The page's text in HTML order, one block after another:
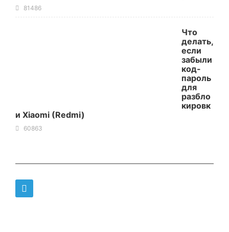
81486
Что
делать,
если
забыли
код-
пароль
для
разбло
кировк
и Xiaomi (Redmi)
60863